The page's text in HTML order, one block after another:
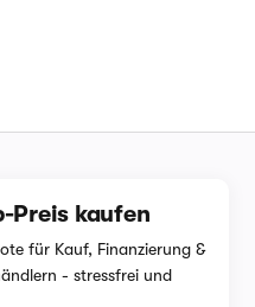
Preis kaufen
für Kauf, Finanzierung &
- stressfrei und